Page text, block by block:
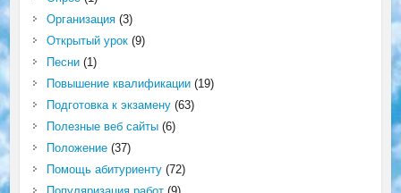
Организация(3)
Открытый урок(9)
Песни(1)
Повышение квалификации(19)
Подготовка к экзамену(63)
Полезные веб сайты(6)
Положение(37)
Помощь абитуриенту(72)